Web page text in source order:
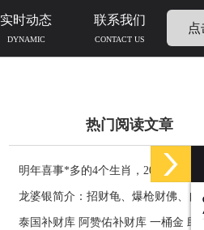
实时动态
DYNAMIC
联系我们
CONTACT US
热门阅读文章
明年喜事*多的4个生肖，2024年什么
临门好事连连
龙婆银简介：招财龟、爆枪财佛、自
功效介绍
泰国补财库 阿赞佑补财库 一桶金 助